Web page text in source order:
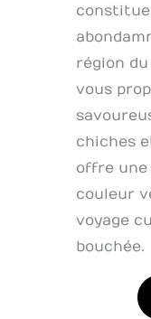
région
vous
chiches
offre
couleur
voyage
bouchée.